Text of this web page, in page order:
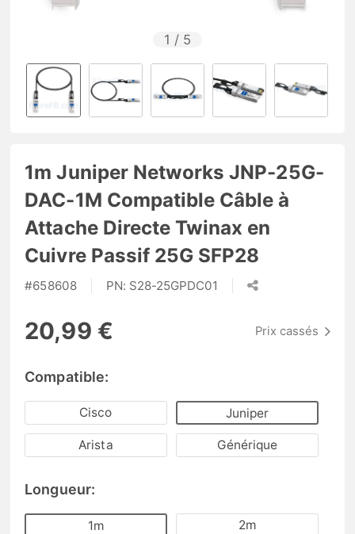
1 / 5
1m Juniper Networks JNP-25G-
DAC-1M Compatible Câble à
Attache Directe Twinax en
Cuivre Passif 25G SFP28
#658608 PN: S28-25GPDC01
20,99 € Prix cassés
Compatible:
Cisco Juniper
Arista Générique
Longueur:
1m 2m